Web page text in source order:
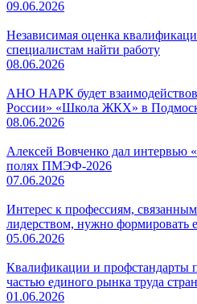
09.06.2026
Независимая оценка
специалистам найти работу
08.06.2026
АНО НАРК будет
России» «Школа ЖКХ» в
08.06.2026
Алексей Вовченко дал интервью
полях ПМЭФ-2026
07.06.2026
Интерес к профессиям,
лидерством, нужно формировать
05.06.2026
Квалификации и профстандарты
частью единого рынка труда
01.06.2026